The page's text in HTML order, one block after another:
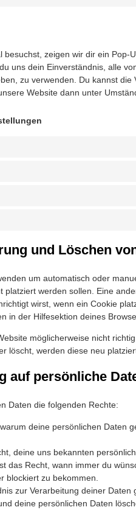
zeigen wir dir ein
uns dein Einverständnis, alle
zu verwenden. Du kannst
Website dann unter
und Löschen
um automatisch oder
platziert werden sollen. Eine
wirst, wenn ein Cookie
in der Hilfesektion deines
möglicherweise nicht
löscht, werden diese neu
auf persönliche
Daten die folgenden Rechte:
deine persönlichen Daten
deine uns bekannten
das Recht, wann immer du
blockiert zu bekommen.
zur Verarbeitung deiner
deine persönlichen Daten